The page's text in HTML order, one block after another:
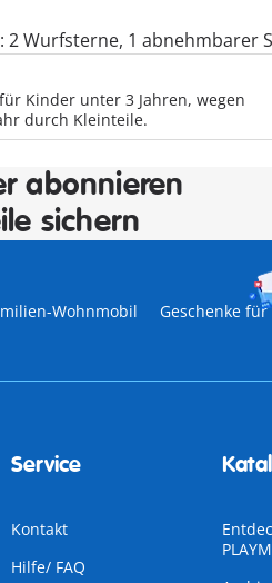
2 Wurfsterne, 1 abnehmbarer
Kinder unter 3 Jahren, wegen
durch Kleinteile.
abonnieren
sichern
Wohnmobil Geschenke
Service
Kontakt
Hilfe/ FAQ